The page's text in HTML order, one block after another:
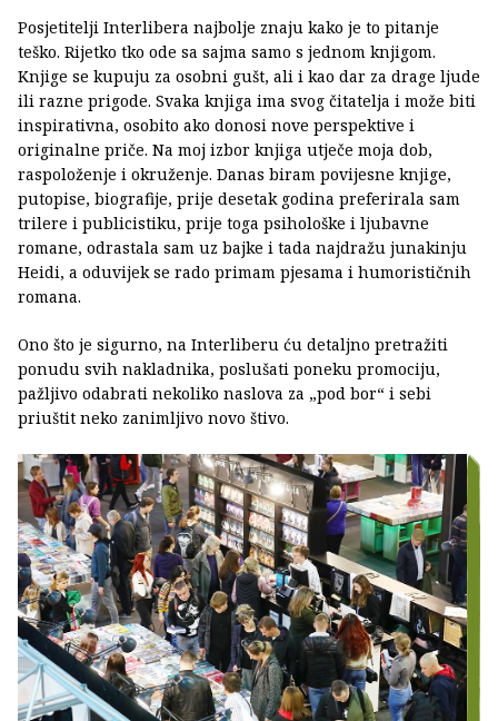
Posjetitelji Interlibera najbolje znaju kako je to pitanje
teško. Rijetko tko ode sa sajma samo s jednom knjigom.
Knjige se kupuju za osobni gušt, ali i kao dar za drage ljude
ili razne prigode. Svaka knjiga ima svog čitatelja i može biti
inspirativna, osobito ako donosi nove perspektive i
originalne priče. Na moj izbor knjiga utječe moja dob,
raspoloženje i okruženje. Danas biram povijesne knjige,
putopise, biografije, prije desetak godina preferirala sam
trilere i publicistiku, prije toga psihološke i ljubavne
romane, odrastala sam uz bajke i tada najdražu junakinju
Heidi, a oduvijek se rado primam pjesama i humorističnih
romana.
Ono što je sigurno, na Interliberu ću detaljno pretražiti
ponudu svih nakladnika, poslušati poneku promociju,
pažljivo odabrati nekoliko naslova za „pod bor“ i sebi
priuštit neko zanimljivo novo štivo.